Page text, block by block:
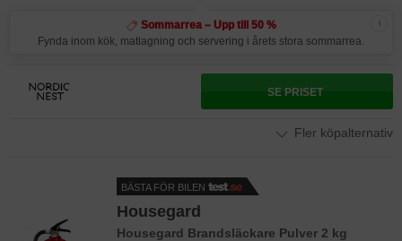
i
Sommarrea – Upp till 50 %
Fynda inom kök, matlagning och servering i årets stora sommarrea.
SE PRISET
Fler köpalternativ
BÄSTA FÖR BILEN
Housegard
Housegard Brandsläckare Pulver 2 kg